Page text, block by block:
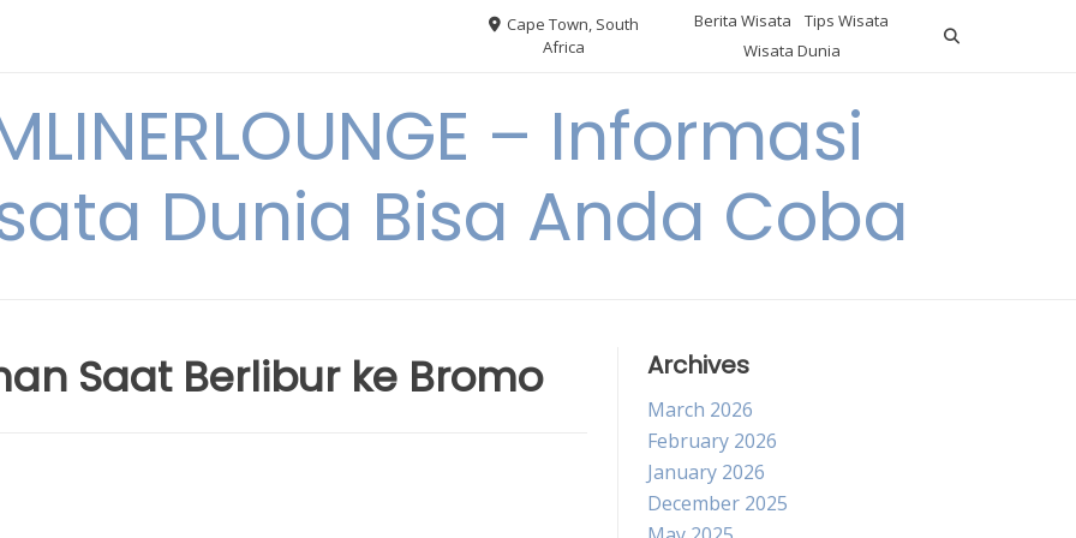
Cape Town, South
Africa
Berita Wisata
Tips Wisata
Wisata Dunia
– Informasi
Dunia Bisa Anda Coba
Saat Berlibur ke Bromo Archives
March 2026
February 2026
January 2026
December 2025